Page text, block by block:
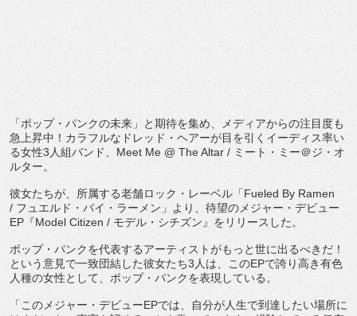
「ポップ・パンクの未来」と期待を集め、
メディアからの注目度も
急上昇中！カラフルなドレッド・ ヘアーが目を引くイーディス率い
る女性3 人組バンド、 Meet Me @ The Altar / ミート・ミー＠ジ・オ
ルター。
彼女たちが、所属する老舗ロック・レーベル「Fueled By Ramen
/ フュエルド・バイ・ラーメン」より、待望のメジャー・ デビュー
EP 『Model Citizen / モデル・シチズン』をリリースした。
ポップ・パンクを代表するアーティストがもっと世に出るべきだ！
という意見で一致団結した彼女たち3 人は、このEPで誇り高き有色
人種の女性として、ポップ・パンクを表現している。
「このメジャー・デビューEPでは、
自分が人生で到達したい場所に